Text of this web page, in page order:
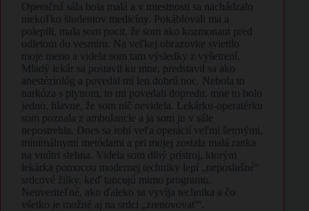
Operačná sála bola malá a v miestnosti sa nachádzalo
niekoľko študentov medicíny. Pokáblovali ma a
polepili, mala som pocit, že som ako kozmonaut pred
odletom do vesmíru. Na veľkej obrazovke svietilo
moje meno a videla som tam výsledky z vyšetrení.
Mladý lekár sa postavil ku mne, predstavil sa ako
anestéziológ a povedal mi len dobrú noc. Nebola to
narkóza s plynom, to mi povedali dopredu, mne to bolo
jedno, hlavne, že som nič nevidela. Lekárku-operatérku
som poznala z ambulancie a ja som ju v sále
nepostrehla. Dnes sa robí veľa operácií veľmi šetrnými,
minimálnymi metódami a pri mojej zostala malá ranka
na vnútri stehna. Videla som dlhý prístroj, ktorým
lekárka pomocou modernej techniky lepí „neposlušné“
srdcové žilky, keď tancujú mimo programu.
Neuveriteľné, ako ďaleko sa vyvíja technika a čo
všetko je možné aj na srdci „zrenovovať“.